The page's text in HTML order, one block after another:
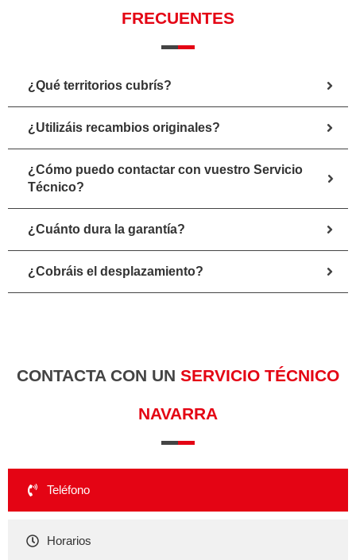
FRECUENTES
¿Qué territorios cubrís?
¿Utilizáis recambios originales?
¿Cómo puedo contactar con vuestro Servicio
Técnico?
¿Cuánto dura la garantía?
¿Cobráis el desplazamiento?
CONTACTA CON UN SERVICIO TÉCNICO
NAVARRA
Teléfono
Horarios